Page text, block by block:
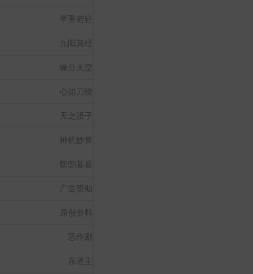
举重若轻
九阳真经
缘分天空
心如刀绞
天之骄子
神机妙算
朝朝暮暮
广告赞助
原创资料
恶作剧
东道主